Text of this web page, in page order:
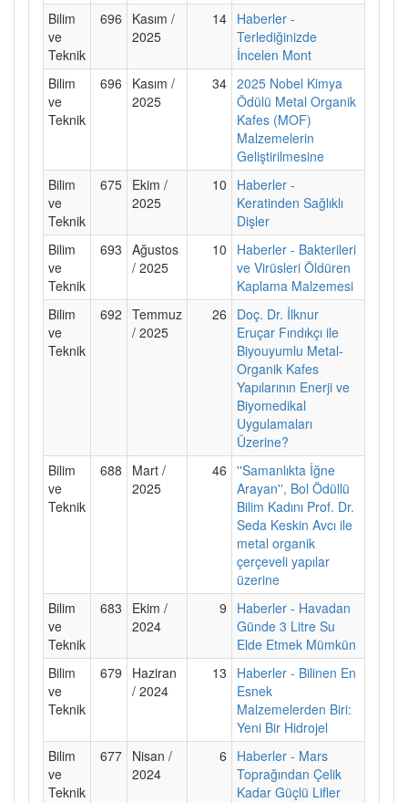
Bilim
ve
Teknik
696
Kasım /
2025
14 Haberler -
Terlediğinizde
İncelen Mont
Bilim
ve
Teknik
696
Kasım /
2025
34 2025 Nobel Kimya
Ödülü Metal Organik
Kafes (MOF)
Malzemelerin
Geliştirilmesine
Bilim
ve
Teknik
675 Ekim /
2025
10
Haberler -
Keratinden Sağlıklı
Dişler
Bilim
ve
Teknik
693 Ağustos
/ 2025
10
Haberler - Bakterileri
ve Virüsleri Öldüren
Kaplama Malzemesi
Bilim
ve
Teknik
692 Temmuz
/ 2025
26
Doç. Dr. İlknur
Eruçar Fındıkçı ile
Biyouyumlu Metal-
Organik Kafes
Yapılarının Enerji ve
Biyomedikal
Uygulamaları
Üzerine?
Bilim
ve
Teknik
688
Mart /
2025
46 ''Samanlıkta İğne
Arayan'', Bol Ödüllü
Bilim Kadını Prof. Dr.
Seda Keskin Avcı ile
metal organik
çerçeveli yapılar
üzerine
Bilim
ve
Teknik
683
Ekim /
2024
9
Haberler - Havadan
Günde 3 Litre Su
Elde Etmek Mümkün
Bilim
ve
Teknik
679
Haziran
/ 2024
13
Haberler - Bilinen En
Esnek
Malzemelerden Biri:
Yeni Bir Hidrojel
Bilim
ve
Teknik
677 Nisan /
2024
6
Haberler - Mars
Toprağından Çelik
Kadar Güçlü Lifler